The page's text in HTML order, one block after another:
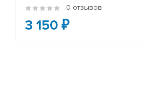
0 отзывов
3 150 ₽